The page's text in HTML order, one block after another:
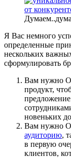
Я Вас немного
определенные
нескольких
сформулировать
Вам нужно
продукт,
новеньких
Вам нужно
аудиторию,
в первую
клиентов,